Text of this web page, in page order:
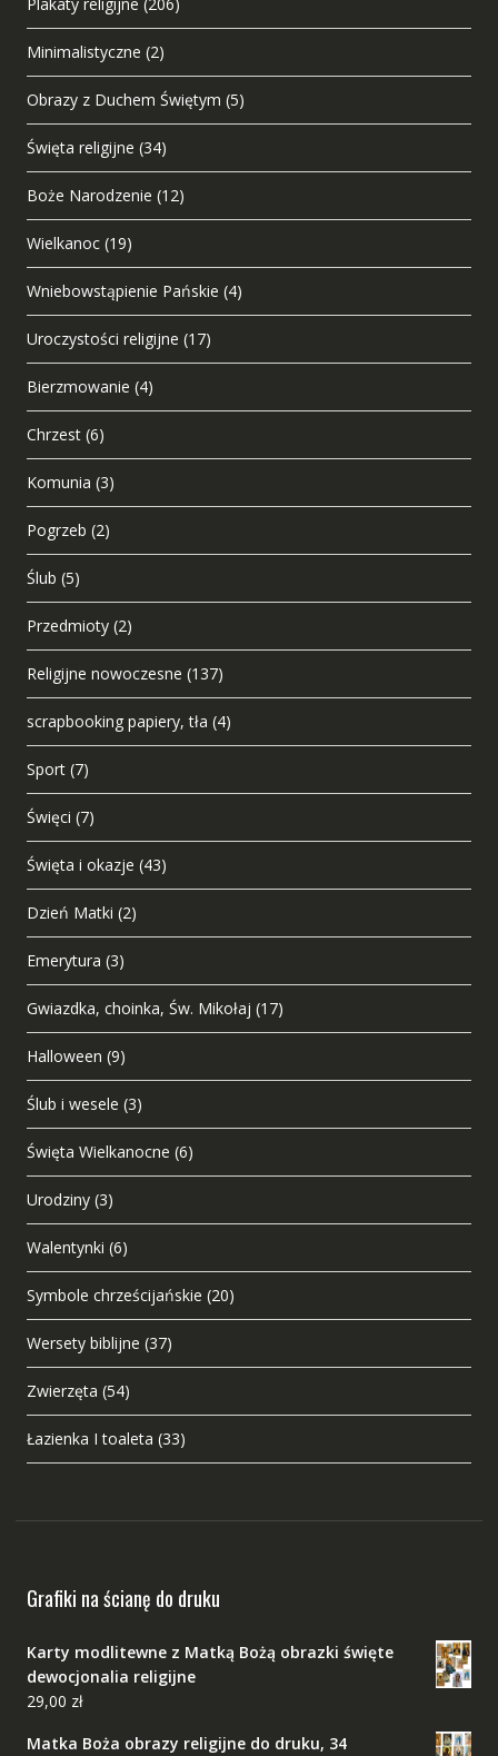
Minimalistyczne (2)
Obrazy z Duchem Świętym (5)
Święta religijne (34)
Boże Narodzenie (12)
Wielkanoc (19)
Wniebowstąpienie Pańskie (4)
Uroczystości religijne (17)
Bierzmowanie (4)
Chrzest (6)
Komunia (3)
Pogrzeb (2)
Ślub (5)
Przedmioty (2)
Religijne nowoczesne (137)
scrapbooking papiery, tła (4)
Sport (7)
Święci (7)
Święta i okazje (43)
Dzień Matki (2)
Emerytura (3)
Gwiazdka, choinka, Św. Mikołaj (17)
Halloween (9)
Ślub i wesele (3)
Święta Wielkanocne (6)
Urodziny (3)
Walentynki (6)
Symbole chrześcijańskie (20)
Wersety biblijne (37)
Zwierzęta (54)
Łazienka I toaleta (33)
Grafiki na ścianę do druku
Karty modlitewne z Matką Bożą obrazki święte
dewocjonalia religijne
29,00 zł
Matka Boża obrazy religijne do druku, 34